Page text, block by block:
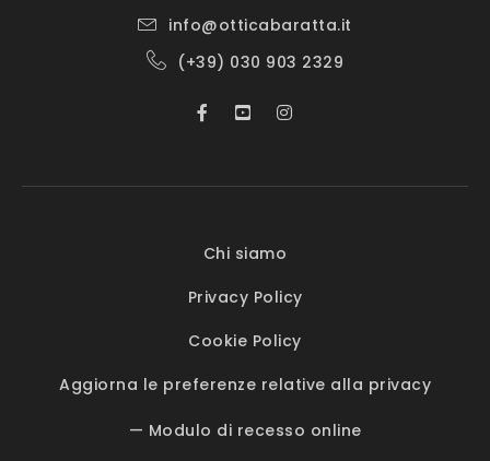
info@otticabaratta.it
(+39) 030 903 2329
Chi siamo
Privacy Policy
Cookie Policy
Aggiorna le preferenze relative alla privacy
— Modulo di recesso online